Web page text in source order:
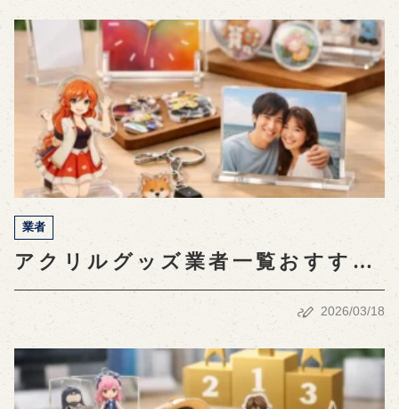
業者
アクリルグッズ業者一覧おすす
め！選び方と魅力を徹底解説
2026/03/18